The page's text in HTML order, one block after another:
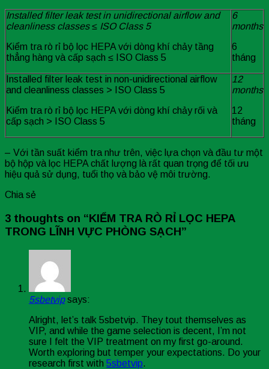
Installed filter leak test in unidirectional airflow and
cleanliness classes ≤ ISO Class 5
Kiểm tra rò rỉ bộ lọc HEPA với dòng khí chảy tầng
thẳng hàng và cấp sạch ≤ ISO Class 5
6
months
6
tháng
Installed filter leak test in non-unidirectional airflow
and cleanliness classes > ISO Class 5
Kiểm tra rò rỉ bộ lọc HEPA với dòng khí chảy rối và
cấp sạch > ISO Class 5
12
months
12
tháng
– Với tần suất kiểm tra như trên, việc lựa chọn và đầu tư một
bộ hộp và lọc HEPA chất lượng là rất quan trọng để tối ưu
hiệu quả sử dụng, tuổi thọ và bảo vệ môi trường.
Chia sẻ
3 thoughts on “KIỂM TRA RÒ RỈ LỌC HEPA
TRONG LĨNH VỰC PHÒNG SẠCH”
5sbetvip says:
Alright, let’s talk 5sbetvip. They tout themselves as
VIP, and while the game selection is decent, I’m not
sure I felt the VIP treatment on my first go-around.
Worth exploring but temper your expectations. Do your
research first with 5sbetvip.